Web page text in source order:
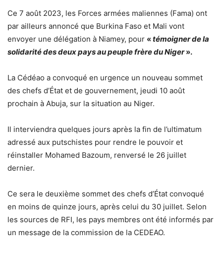
Ce 7 août 2023, les Forces armées maliennes (Fama) ont
par ailleurs annoncé que Burkina Faso et Mali vont
envoyer une délégation à Niamey, pour «témoigner de la
solidarité des deux pays au peuple frère du Niger».
La Cédéao a convoqué en urgence un nouveau sommet
des chefs d’État et de gouvernement, jeudi 10 août
prochain à Abuja, sur la situation au Niger.
Il interviendra quelques jours après la fin de l’ultimatum
adressé aux putschistes pour rendre le pouvoir et
réinstaller Mohamed Bazoum, renversé le 26 juillet
dernier.
Ce sera le deuxième sommet des chefs d’État convoqué
en moins de quinze jours, après celui du 30 juillet. Selon
les sources de RFI, les pays membres ont été informés par
un message de la commission de la CEDEAO.